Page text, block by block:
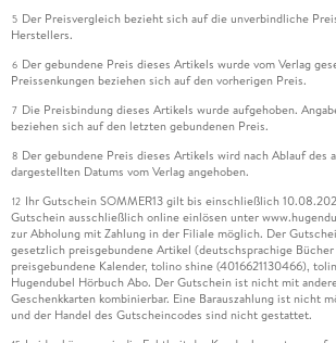
5 Der Preisvergleich bezieht sich auf die unverbindliche
Herstellers.
6 Der gebundene Preis dieses Artikels wurde vom Verlag
Preissenkungen beziehen sich auf den vorherigen Preis.
7 Die Preisbindung dieses Artikels wurde aufgehoben.
beziehen sich auf den letzten gebundenen Preis.
8 Der gebundene Preis dieses Artikels wird nach Ablauf des
dargestellten Datums vom Verlag angehoben.
12 Ihr Gutschein SOMMER13 gilt bis einschließlich
Gutschein ausschließlich online einlösen unter
zur Abholung mit Zahlung in der Filiale möglich. Der
gesetzlich preisgebundene Artikel (deutschsprachige
preisgebundene Kalender, tolino shine (4016621130466),
Hugendubel Hörbuch Abo. Der Gutschein ist nicht mit
Geschenkkarten kombinierbar. Eine Barauszahlung ist nicht
und der Handel des Gutscheincodes sind nicht gestattet.